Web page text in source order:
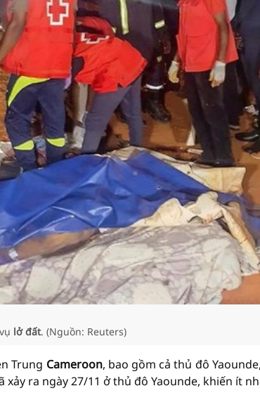
lở đất. (Nguồn: Reuters)
Trung Cameroon, bao gồm cả thủ đô
ra ngày 27/11 ở thủ đô Yaounde, khiến ít